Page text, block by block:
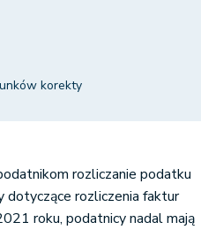
korekty
rozliczanie podatku
dotyczące rozliczenia faktur
roku, podatnicy nadal mają